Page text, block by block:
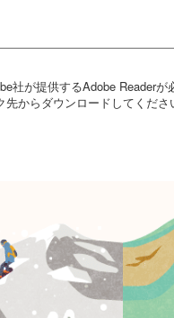
が提供するAdobe Readerが
からダウンロードしてくださ